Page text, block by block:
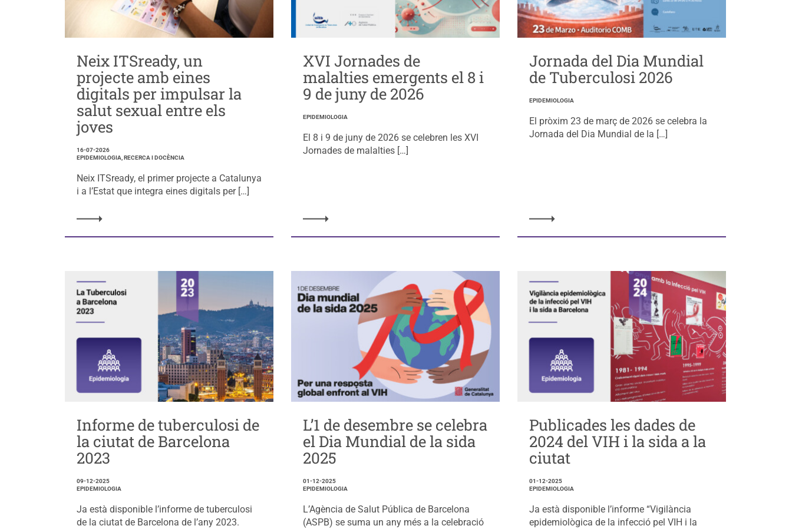
Neix ITSready, un
projecte amb eines
digitals per impulsar la
salut sexual entre els
joves
16-07-2026
EPIDEMIOLOGIA, RECERCA I DOCÈNCIA
Neix ITSready, el primer projecte a Catalunya
i a l’Estat que integra eines digitals per […]
XVI Jornades de
malalties emergents el 8 i
9 de juny de 2026
EPIDEMIOLOGIA
El 8 i 9 de juny de 2026 se celebren les XVI
Jornades de malalties […]
Jornada del Dia Mundial
de Tuberculosi 2026
EPIDEMIOLOGIA
El pròxim 23 de març de 2026 se celebra la
Jornada del Dia Mundial de la […]
Informe de tuberculosi de
la ciutat de Barcelona
2023
09-12-2025
EPIDEMIOLOGIA
Ja està disponible l’informe de tuberculosi
de la ciutat de Barcelona de l’any 2023.
L’1 de desembre se celebra
el Dia Mundial de la sida
2025
01-12-2025
EPIDEMIOLOGIA
L’Agència de Salut Pública de Barcelona
(ASPB) se suma un any més a la celebració
Publicades les dades de
2024 del VIH i la sida a la
ciutat
01-12-2025
EPIDEMIOLOGIA
Ja està disponible l’informe “Vigilància
epidemiològica de la infecció pel VIH i la